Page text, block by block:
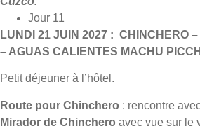
Jour 11
LUNDI 21 JUIN 2027 : CHINCHERO
– AGUAS CALIENTES MACHU
Petit déjeuner à l’hôtel.
Route pour Chinchero : rencontre
Mirador de Chinchero avec vue sur le